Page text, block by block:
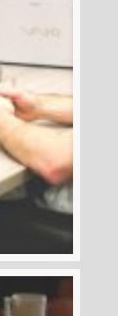
cursus. Duis
porta dui eget
sociosqu ad litora
Orci varius
ridiculus